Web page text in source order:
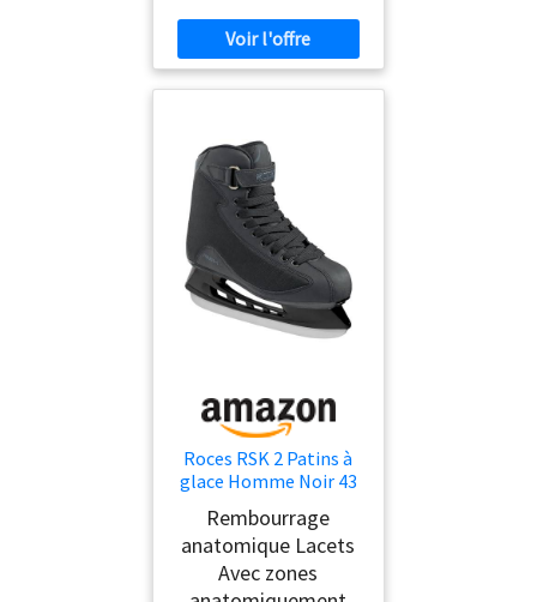
Roces RSK 2 Patins à
glace Homme Noir 43
Rembourrage
anatomique Lacets
Avec zones